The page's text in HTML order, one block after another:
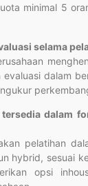
minimal 5
selama
evaluasi dalam
dalam
pelatihan
hybrid, sesuai
opsi